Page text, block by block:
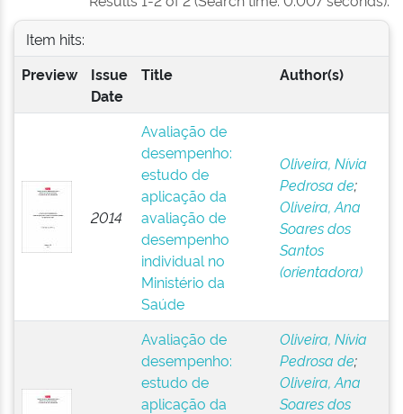
Item hits:
Preview
Issue
Date
Title Author(s)
2014
Avaliação de
desempenho:
estudo de
aplicação da
avaliação de
desempenho
individual no
Ministério da
Saúde
Oliveira, Nívia
Pedrosa de;
Oliveira, Ana
Soares dos
Santos
(orientadora)
Avaliação de
desempenho:
estudo de
aplicação da
Oliveira, Nívia
Pedrosa de;
Oliveira, Ana
Soares dos